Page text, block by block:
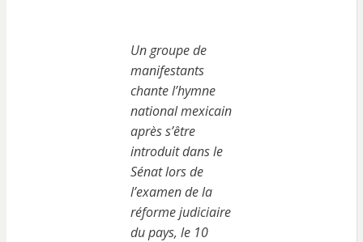
Un groupe de
manifestants
chante l’hymne
national mexicain
après s’être
introduit dans le
Sénat lors de
l’examen de la
réforme judiciaire
du pays, le 10